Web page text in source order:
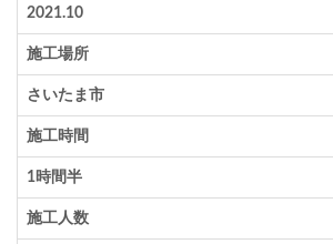
2021.10
施工場所
さいたま市
施工時間
1時間半
施工人数